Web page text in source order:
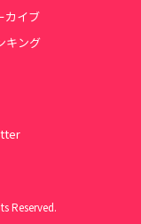
カイブ
キング
Reserved.